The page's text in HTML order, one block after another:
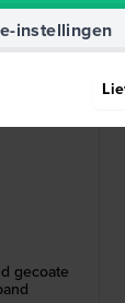
gecoate
instellingen